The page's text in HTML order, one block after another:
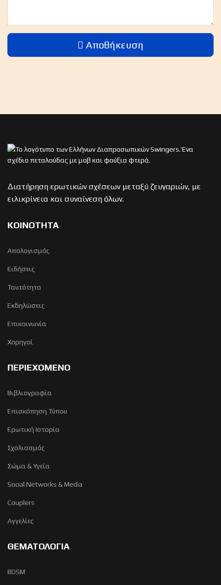
Αποθήκευση
Διατήρηση ερωτικών σχέσεων μεταξύ ζευγαριών, με
ειλικρίνεια και συναίνεση όλων.
ΚΟΙΝΟΤΗΤΑ
Απολογισμός
Ειδήσεις
Ταυτότητα
Εκδηλώσεις
Επικοινωνία
Χορηγοί
ΠΕΡΙΕΧΟΜΕΝΟ
Βιβλιογραφία
Επισκόπηση Τύπου
Ερωτική Ιστορία
Σχολιασμός
Σώμα & Υγεία
Social Networks & Media
Couplers
Αγγελίες
ΘΕΜΑΤΟΛΟΓΙΑ
BDSM